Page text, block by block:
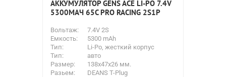
АККУМУЛЯТОР GENS ACE LI-PO 7.4V
5300МАЧ 65C PRO RACING 2S1P
Вольтаж:
7.4V 2S
Емкость:
5300 mAh
Тип:
Li-Po, жесткий корпус
Тип:
авто
Размер:
138x47x26 мм.
Разьем:
DEANS T-Plug